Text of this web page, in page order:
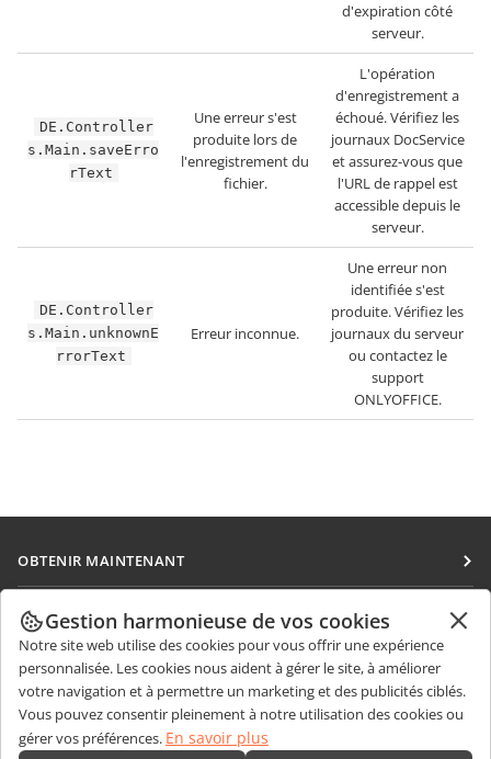
d'expiration côté
serveur.
DE.Controller
s.Main.saveErro
rText
Une erreur s'est
produite lors de
l'enregistrement du
fichier.
L'opération
d'enregistrement a
échoué. Vérifiez les
journaux DocService
et assurez-vous que
l'URL de rappel est
accessible depuis le
serveur.
DE.Controller
s.Main.unknownE
rrorText
Erreur inconnue.
Une erreur non
identifiée s'est
produite. Vérifiez les
journaux du serveur
ou contactez le
support
ONLYOFFICE.
OBTENIR MAINTENANT
Docs
DocSpace
Workspace
Connecteurs
Applications de bureau
COLLABORATION
Pour les contributeurs
Pour les traducteurs
Pour les influenceurs
OBTENIR DES NOUVELLES
Blog
OBTENIR DE L'AIDE
Forum
Gestion harmonieuse de vos cookies
Notre site web utilise des cookies pour vous offrir une expérience
personnalisée. Les cookies nous aident à gérer le site, à améliorer
votre navigation et à permettre un marketing et des publicités ciblés.
Vous pouvez consentir pleinement à notre utilisation des cookies ou
gérer vos préférences. En savoir plus